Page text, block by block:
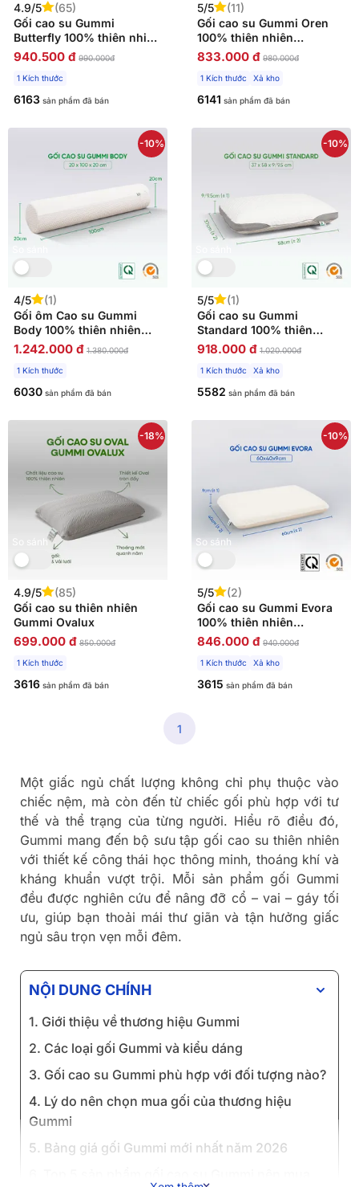
4.9/5
(65)
Gối cao su Gummi
Butterfly 100% thiên nhiên
nâng đỡ vai
940.500 đ 990.000đ
1 Kích thước
6163 sản phẩm đã bán
5/5
(11)
Gối cao su Gummi Oren
100% thiên nhiên
massage cổ vai gáy
833.000 đ 980.000đ
1 Kích thước Xả kho
6141 sản phẩm đã bán
-10%
4/5
(1)
Gối ôm Cao su Gummi
Body 100% thiên nhiên
thoáng mát
1.242.000 đ 1.380.000đ
1 Kích thước
6030 sản phẩm đã bán
-10%
5/5
(1)
Gối cao su Gummi
Standard 100% thiên
nhiên thoáng khí
918.000 đ 1.020.000đ
1 Kích thước Xả kho
5582 sản phẩm đã bán
So sánh
-18%
4.9/5
(85)
Gối cao su thiên nhiên
Gummi Ovalux
699.000 đ 850.000đ
1 Kích thước
3616 sản phẩm đã bán
So sánh
-10%
5/5
(2)
Gối cao su Gummi Evora
100% thiên nhiên
massage thoáng khí
846.000 đ 940.000đ
1 Kích thước Xả kho
3615 sản phẩm đã bán
1
Một giấc ngủ chất lượng không chỉ phụ thuộc vào
chiếc nệm, mà còn đến từ chiếc gối phù hợp với tư
thế và thể trạng của từng người. Hiểu rõ điều đó,
Gummi mang đến bộ sưu tập gối cao su thiên nhiên
với thiết kế công thái học thông minh, thoáng khí và
kháng khuẩn vượt trội. Mỗi sản phẩm gối Gummi
đều được nghiên cứu để nâng đỡ cổ – vai – gáy tối
ưu, giúp bạn thoải mái thư giãn và tận hưởng giấc
ngủ sâu trọn vẹn mỗi đêm.
NỘI DUNG CHÍNH
1. Giới thiệu về thương hiệu Gummi
2. Các loại gối Gummi và kiểu dáng
3. Gối cao su Gummi phù hợp với đối tượng nào?
4. Lý do nên chọn mua gối của thương hiệu
Gummi
5. Bảng giá gối Gummi mới nhất năm 2026